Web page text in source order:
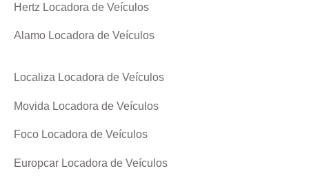
Hertz Locadora de Veículos
Alamo Locadora de Veículos
Localiza Locadora de Veículos
Movida Locadora de Veículos
Foco Locadora de Veículos
Europcar Locadora de Veículos